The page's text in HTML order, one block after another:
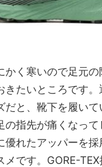
かく寒いので足元の
きたいところです。
だと、靴下を履い
の指先が痛くなっ
優れたアッパーを
メです。GORE-